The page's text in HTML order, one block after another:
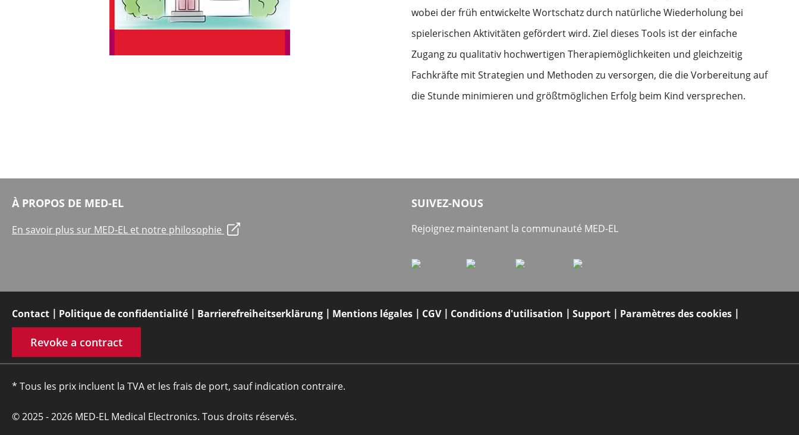
wobei der früh entwickelte Wortschatz durch natürliche Wiederholung bei
spielerischen Aktivitäten gefördert wird. Ziel dieses Tools ist der einfache
Zugang zu qualitativ hochwertigen Therapiemöglichkeiten und gleichzeitig
Fachkräfte mit Strategien und Methoden zu versorgen, die die Vorbereitung auf
die Stunde minimieren und größtmöglichen Erfolg beim Kind versprechen.
À PROPOS DE MED-EL
En savoir plus sur MED-EL et notre philosophie
SUIVEZ-NOUS
Rejoignez maintenant la communauté MED-EL
Contact Politique de confidentialité Barrierefreiheitserklärung Mentions légales CGV Conditions d'utilisation Support Paramètres des cookies
Revoke a contract
* Tous les prix incluent la TVA et les frais de port, sauf indication contraire.
© 2025 - 2026 MED-EL Medical Electronics. Tous droits réservés.